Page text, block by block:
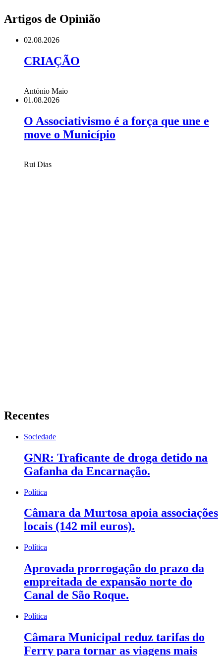
Artigos de Opinião
02.08.2026
CRIAÇÃO
António Maio
01.08.2026
O Associativismo é a força que une e
move o Município
Rui Dias
Recentes
Sociedade
GNR: Traficante de droga detido na
Gafanha da Encarnação.
Política
Câmara da Murtosa apoia associações
locais (142 mil euros).
Política
Aprovada prorrogação do prazo da
empreitada de expansão norte do
Canal de São Roque.
Política
Câmara Municipal reduz tarifas do
Ferry para tornar as viagens mais